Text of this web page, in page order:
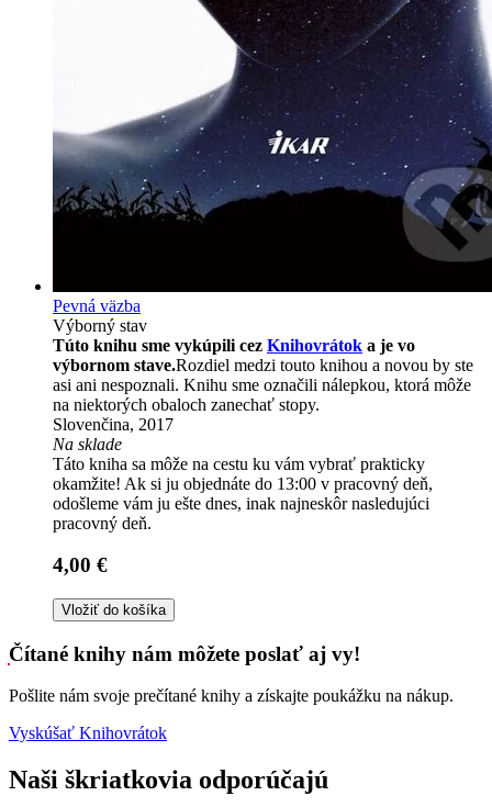
Pevná väzba
Výborný stav
Túto knihu sme vykúpili cez Knihovrátok a je vo
výbornom stave.Rozdiel medzi touto knihou a novou by ste
asi ani nespoznali. Knihu sme označili nálepkou, ktorá môže
na niektorých obaloch zanechať stopy.
Slovenčina, 2017
Na sklade
Táto kniha sa môže na cestu ku vám vybrať prakticky
okamžite! Ak si ju objednáte do 13:00 v pracovný deň,
odošleme vám ju ešte dnes, inak najneskôr nasledujúci
pracovný deň.
4,00 €
Vložiť do košíka
Čítané knihy nám môžete poslať aj vy!
Pošlite nám svoje prečítané knihy a získajte poukážku na nákup.
Vyskúšať Knihovrátok
Naši škriatkovia odporúčajú